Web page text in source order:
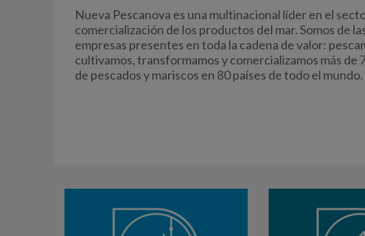
Nueva Pescanova es una multinacional líder en el
comercialización de los productos del mar. Somos de
empresas presentes en toda la cadena de valor:
cultivamos, transformamos y comercializamos más de
de pescados y mariscos en 80 países de todo el mundo.